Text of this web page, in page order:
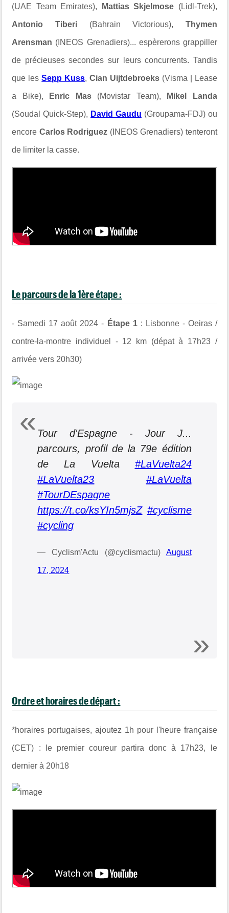
(UAE Team Emirates), Mattias Skjelmose (Lidl-Trek),
Antonio Tiberi (Bahrain Victorious), Thymen
Arensman (INEOS Grenadiers)... espèrerons grappiller
de précieuses secondes sur leurs concurrents. Tandis
que lesSepp Kuss, Cian Uijtdebroeks(Visma | Lease
a Bike), Enric Mas(Movistar Team), Mikel Landa
(Soudal Quick-Step), David Gaudu (Groupama-FDJ) ou
encore Carlos Rodriguez (INEOS Grenadiers) tenteront
de limiter la casse.
Le parcours de la 1ère étape :
- Samedi 17 août 2024 - Étape 1: Lisbonne - Oeiras /
contre-la-montre individuel - 12 km (dépat à 17h23 /
arrivée vers 20h30)
Tour d'Espagne - Jour J...
parcours, profil de la 79e édition
de La Vuelta #LaVuelta24
#LaVuelta23
#LaVuelta
#TourDEspagne
https://t.co/ksYIn5mjsZ #cyclisme
#cycling
— Cyclism'Actu (@cyclismactu) August
17, 2024
Ordre et horaires de départ :
*horaires portugaises, ajoutez 1h pour l'heure française
(CET) : le premier coureur partira donc à 17h23, le
dernier à 20h18